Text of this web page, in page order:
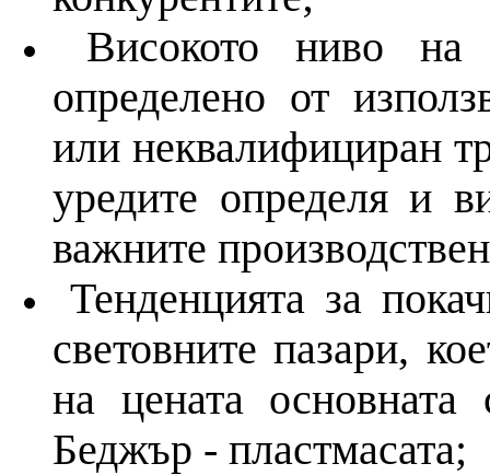
Високото ниво на
определено от
или неквалифициран
уредите определя и
важните
Тенденцията за
световните пазари,
на цената основната
Беджър - пластмасата;